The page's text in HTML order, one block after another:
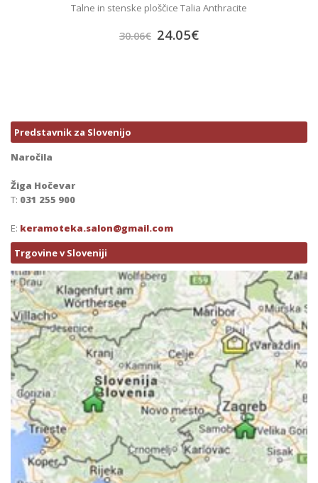
Talne in stenske ploščice Talia Anthracite
30.06€ 24.05€
Predstavnik za Slovenijo
Naročila
Žiga Hočevar
T: 031 255 900
E: keramoteka.salon@gmail.com
Trgovine v Sloveniji